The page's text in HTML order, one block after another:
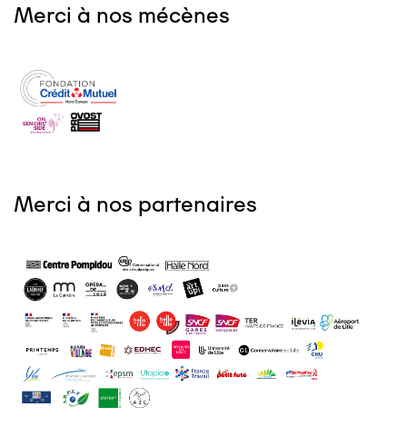
Merci à nos mécènes
Merci à nos partenaires